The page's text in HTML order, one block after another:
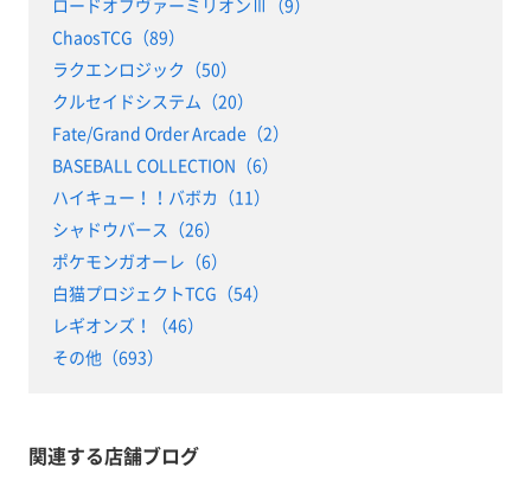
ロードオブヴァーミリオンⅢ（9）
ChaosTCG（89）
ラクエンロジック（50）
クルセイドシステム（20）
Fate/Grand Order Arcade（2）
BASEBALL COLLECTION（6）
ハイキュー！！バボカ（11）
シャドウバース（26）
ポケモンガオーレ（6）
白猫プロジェクトTCG（54）
レギオンズ！（46）
その他（693）
関連する店舗ブログ